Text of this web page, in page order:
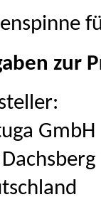
zur
GmbH